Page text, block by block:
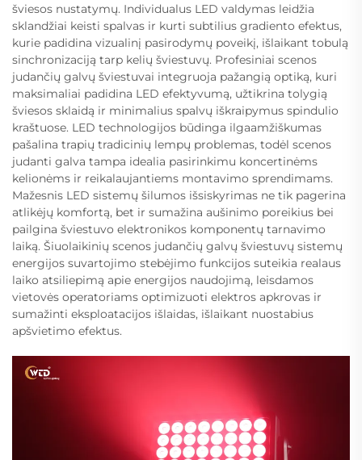
šviesos nustatymų. Individualus LED valdymas leidžia
sklandžiai keisti spalvas ir kurti subtilius gradiento efektus,
kurie padidina vizualinį pasirodymų poveikį, išlaikant tobulą
sinchronizaciją tarp kelių šviestuvų. Profesiniai scenos
judančių galvų šviestuvai integruoja pažangią optiką, kuri
maksimaliai padidina LED efektyvumą, užtikrina tolygią
šviesos sklaidą ir minimalius spalvų iškraipymus spindulio
kraštuose. LED technologijos būdinga ilgaamžiškumas
pašalina trapių tradicinių lempų problemas, todėl scenos
judanti galva tampa idealia pasirinkimu koncertinėms
kelionėms ir reikalaujantiems montavimo sprendimams.
Mažesnis LED sistemų šilumos išsiskyrimas ne tik pagerina
atlikėjų komfortą, bet ir sumažina aušinimo poreikius bei
pailgina šviestuvo elektronikos komponentų tarnavimo
laiką. Šiuolaikinių scenos judančių galvų šviestuvų sistemų
energijos suvartojimo stebėjimo funkcijos suteikia realaus
laiko atsiliepimą apie energijos naudojimą, leisdamos
vietovės operatoriams optimizuoti elektros apkrovas ir
sumažinti eksploatacijos išlaidas, išlaikant nuostabius
apšvietimo efektus.